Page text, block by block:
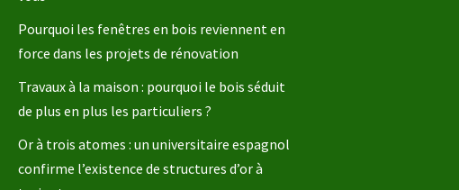
Pourquoi les fenêtres en bois reviennent en
force dans les projets de rénovation
Travaux à la maison : pourquoi le bois séduit
de plus en plus les particuliers ?
Or à trois atomes : un universitaire espagnol
confirme l’existence de structures d’or à